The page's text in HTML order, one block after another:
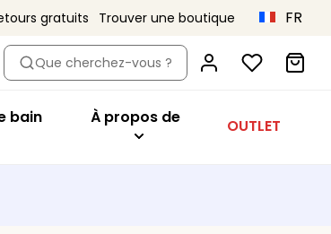
gratuits Trouver une boutique FR
Que cherchez-vous ?
bain
modèle
À propos de
À propos de
Primadonna x Vivian Hoorn
C’est ça, Primadonna
Le projet Body Love
OUTLET